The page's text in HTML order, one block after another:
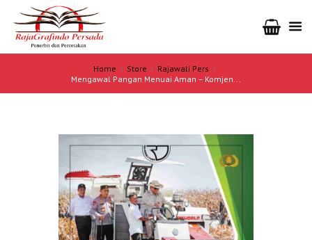
Home Store
Rajawali Pers
Mengawal Pangan Menuai Aman – Komjen...